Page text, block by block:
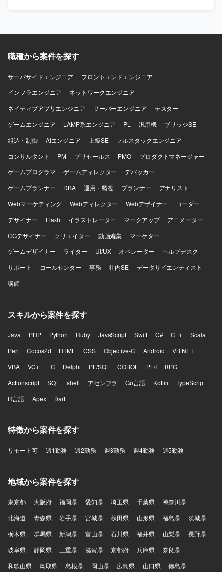
職種から案件を探す
サーバサイドエンジニア
フロントエンドエンジニア
インフラエンジニア
ネットワークエンジニア
ネイティブアプリエンジニア
サーバーエンジニア
テスター
ゲームエンジニア
LAMP系エンジニア PL 汎用機
ブリッジSE
組込・制御
AIエンジニア 上級SE
フルスタックエンジニア
コンサルタント
PM プリセールス PMO
プロダクトマネージャー
ゲームプログラマ
ゲームディレクター
デバッカー
ゲームプランナー
DBA 運用・監視 プランナー
アナリスト
Webマーケティング
Webディレクター Webデザイナー
コーダー
デザイナー
Flash イラストレーター マークアップ
アニメーター
CGデザイナー
クリエイター 動画編集
マーケター
ゲームデザイナー
ライター UI/UX オペレーター
ヘルプデスク
サポート
コールセンター 事務 社内SE
データサイエンティスト
講師
スキルから案件を探す
Java PHP Python Ruby JavaScript Swift C# C++
Scala
Perl
Cocos2d HTML CSS Objective-C Android
VB.NET
VBA
VC++ C Delphi PL/SQL COBOL PL/I
RPG
Actionscript
SQL shell アセンブラ Go言語 Kotlin
TypeScript
R言語
Apex Dart
特徴から案件を探す
リモート可 週1勤務 週2勤務 週3勤務 週4勤務 週5勤務
地域から案件を探す
東京都 大阪府 福岡県 愛知県 埼玉県 千葉県
神奈川県
北海道
青森県 岩手県 宮城県 秋田県 山形県 福島県
茨城県
栃木県
群馬県 新潟県 富山県 石川県 福井県 山梨県
長野県
岐阜県
静岡県 三重県 滋賀県 京都府 兵庫県
奈良県
和歌山県
鳥取県 島根県 岡山県 広島県 山口県 徳島県